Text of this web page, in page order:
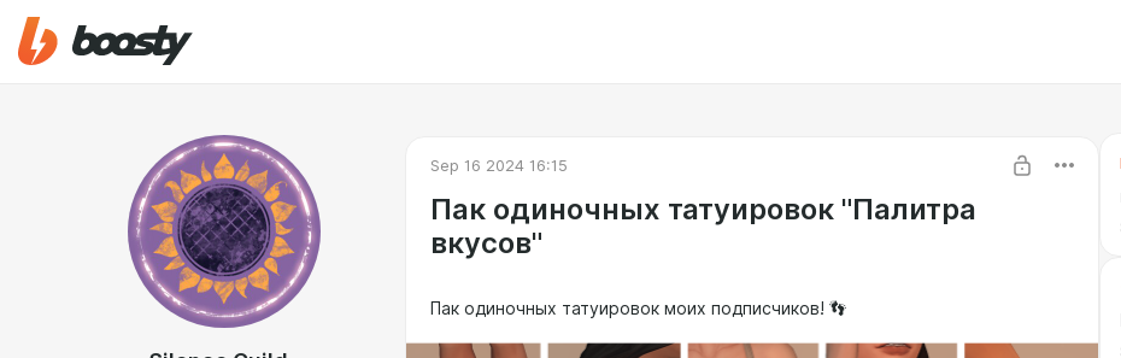
Sep 16 2024 16:15
Пак одиночных татуировок "Палитра
вкусов"
Пак одиночных татуировок моих подписчиков! 👣